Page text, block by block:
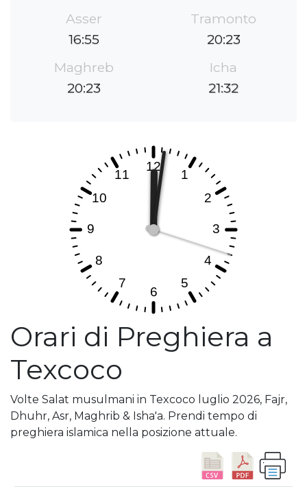
Asser
16:55
Tramonto
20:23
Maghreb
20:23
Icha
21:32
Orari di Preghiera a
Texcoco
Volte Salat musulmani in Texcoco luglio 2026, Fajr,
Dhuhr, Asr, Maghrib & Isha'a. Prendi tempo di
preghiera islamica nella posizione attuale.